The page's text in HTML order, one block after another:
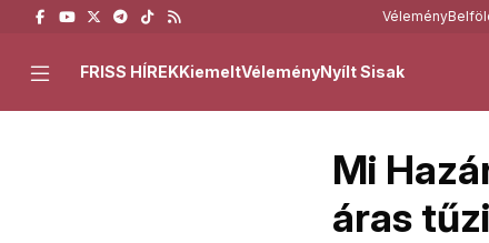
Vélemény
FRISS HÍREKKiemeltVéleményNyílt Sisak
Mi
áras